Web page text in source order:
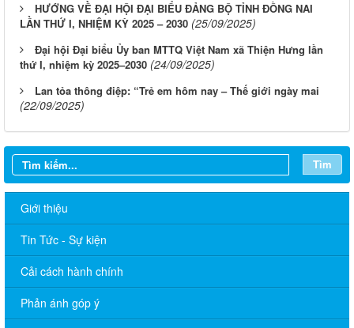
HƯỚNG VỀ ĐẠI HỘI ĐẠI BIỂU ĐẢNG BỘ TỈNH ĐỒNG NAI
LẦN THỨ I, NHIỆM KỲ 2025 – 2030 (25/09/2025)
Đại hội Đại biểu Ủy ban MTTQ Việt Nam xã Thiện Hưng lần
thứ I, nhiệm kỳ 2025–2030 (24/09/2025)
Lan tỏa thông điệp: “Trẻ em hôm nay – Thế giới ngày mai
(22/09/2025)
Tìm
Giới thiệu
Tin Tức - Sự kiện
Cải cách hành chính
Phản ánh góp ý